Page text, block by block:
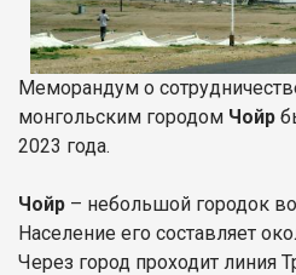
Меморандум о
монгольским городом Чойр
2023 года.
Чойр – небольшой городок
Население его составляет
Через город проходит линия